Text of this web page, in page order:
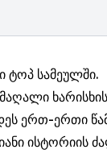
ტოპ სამეულში.
ერთ-ერთი
ისტორიის